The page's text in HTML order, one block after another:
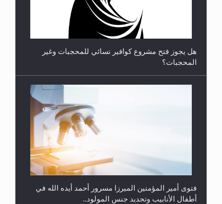
**الحصن الحصين من وساوس المعارضين ...**...
هل يجوز فتح مشروع كوافير نسائي للمحجبات وغير
المحجبات؟
فتوى أمير المؤمنين الميرزا مسرور أحمد أيده الله في
أطفال الأنابيب وتحديد جنس المولود..